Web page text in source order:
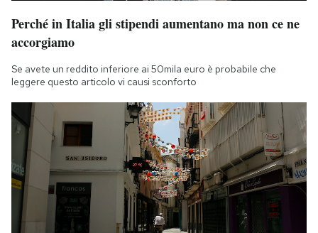
Perché in Italia gli stipendi aumentano ma non ce ne
accorgiamo
Se avete un reddito inferiore ai 50mila euro è probabile che
leggere questo articolo vi causi sconforto